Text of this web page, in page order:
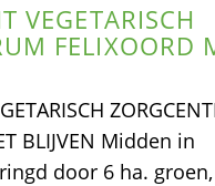
VEGETARISCH
FELIXOORD
BLIJVEN Midden in
door 6 ha.